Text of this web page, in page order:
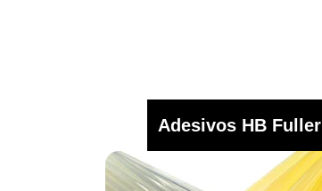
Adesivos HB Fuller